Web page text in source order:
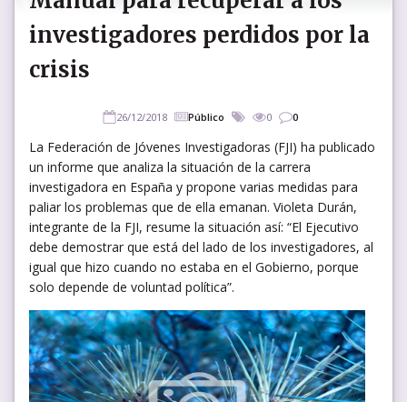
investigadores perdidos por la
crisis
26/12/2018 Público 0 0
La Federación de Jóvenes Investigadoras (FJI) ha publicado
un informe que analiza la situación de la carrera
investigadora en España y propone varias medidas para
paliar los problemas que de ella emanan. Violeta Durán,
integrante de la FJI, resume la situación así: “El Ejecutivo
debe demostrar que está del lado de los investigadores, al
igual que hizo cuando no estaba en el Gobierno, porque
solo depende de voluntad política”.